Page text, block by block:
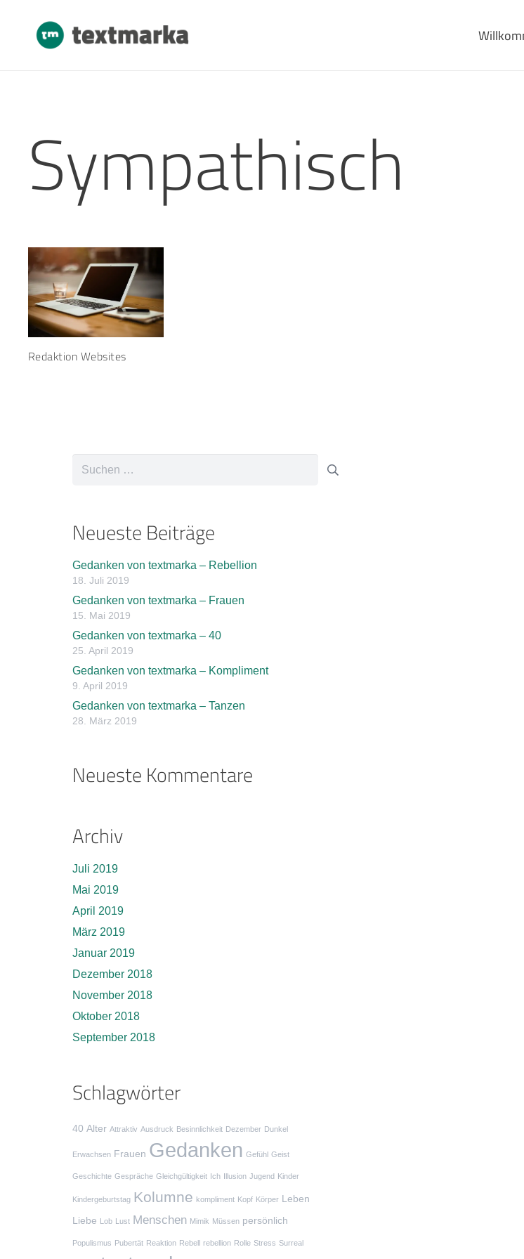
Sympathisch
Redaktion Websites
Suchen
Neueste Beiträge
Gedanken von textmarka – Rebellion
18. Juli 2019
Gedanken von textmarka – Frauen
15. Mai 2019
Gedanken von textmarka – 40
25. April 2019
Gedanken von textmarka – Kompliment
9. April 2019
Gedanken von textmarka – Tanzen
28. März 2019
Neueste Kommentare
Archiv
Juli 2019
Mai 2019
April 2019
März 2019
Januar 2019
Dezember 2018
November 2018
Oktober 2018
September 2018
Schlagwörter
40 Alter Attraktiv Ausdruck Besinnlichkeit Dezember Dunkel
Erwachsen Frauen Gedanken Gefühl Geist
Geschichte Gespräche Gleichgültigkeit Ich Illusion Jugend Kinder
Kindergeburtstag Kolumne kompliment Kopf Körper Leben
Liebe Lob Lust Menschen Mimik Müssen persönlich
Populismus Pubertät Reaktion Rebell rebellion Rolle Stress Surreal